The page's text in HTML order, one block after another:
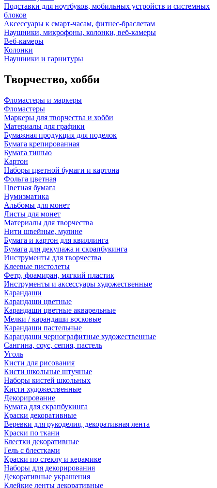
Подставки для ноутбуков, мобильных устройств и системных
блоков
Аксессуары к смарт-часам, фитнес-браслетам
Наушники, микрофоны, колонки, веб-камеры
Веб-камеры
Колонки
Наушники и гарнитуры
Творчество, хобби
Фломастеры и маркеры
Фломастеры
Маркеры для творчества и хобби
Материалы для графики
Бумажная продукция для поделок
Бумага крепированная
Бумага тишью
Картон
Наборы цветной бумаги и картона
Фольга цветная
Цветная бумага
Нумизматика
Альбомы для монет
Листы для монет
Материалы для творчества
Нити швейные, мулине
Бумага и картон для квиллинга
Бумага для декупажа и скрапбукинга
Инструменты для творчества
Клеевые пистолеты
Фетр, фоамиран, мягкий пластик
Инструменты и аксессуары художественные
Карандаши
Карандаши цветные
Карандаши цветные акварельные
Мелки / карандаши восковые
Карандаши пастельные
Карандаши чернографитные художественные
Сангина, соус, сепия, пастель
Уголь
Кисти для рисования
Кисти школьные штучные
Наборы кистей школьных
Кисти художественные
Декорирование
Бумага для скрапбукинга
Краски декоративные
Веревки для рукоделия, декоративная лента
Краски по ткани
Блестки декоративные
Гель с блестками
Краски по стеклу и керамике
Наборы для декорирования
Декоративные украшения
Клейкие ленты декоративные